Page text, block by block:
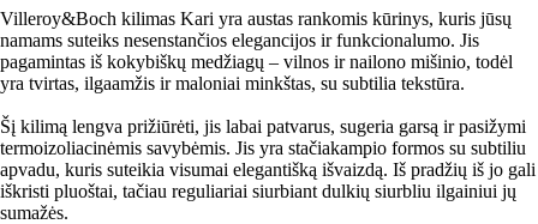
Villeroy&Boch kilimas Kari yra austas rankomis kūrinys, kuris jūsų
namams suteiks nesenstančios elegancijos ir funkcionalumo. Jis
pagamintas iš kokybiškų medžiagų – vilnos ir nailono mišinio, todėl
yra tvirtas, ilgaamžis ir maloniai minkštas, su subtilia tekstūra.
Šį kilimą lengva prižiūrėti, jis labai patvarus, sugeria garsą ir pasižymi
termoizoliacinėmis savybėmis. Jis yra stačiakampio formos su subtiliu
apvadu, kuris suteikia visumai elegantišką išvaizdą. Iš pradžių iš jo gali
iškristi pluoštai, tačiau reguliariai siurbiant dulkių siurbliu ilgainiui jų
sumažės.